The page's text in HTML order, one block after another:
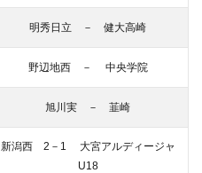
明秀日立 － 健大高崎
野辺地西 － 中央学院
旭川実 － 韮崎
新潟西 2－1 大宮アルディージャ
U18